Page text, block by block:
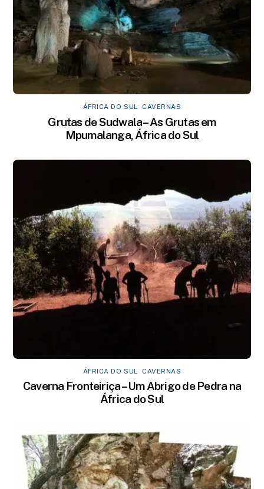
ÁFRICA DO SUL CAVERNAS
Grutas de Sudwala – As Grutas em
Mpumalanga, África do Sul
ÁFRICA DO SUL CAVERNAS
Caverna Fronteiriça – Um Abrigo de Pedra na
África do Sul